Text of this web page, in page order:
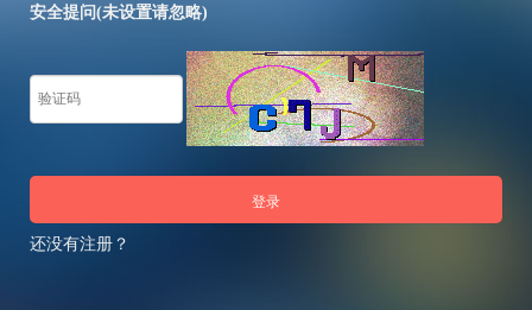
安全提问(未设置请忽略)
登录
还没有注册？